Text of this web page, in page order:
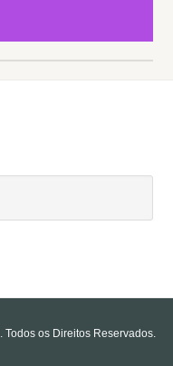
. Todos os Direitos Reservados.